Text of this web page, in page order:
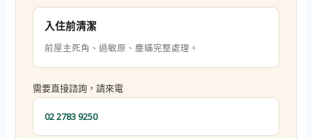
入住前清潔
前屋主死角、過敏原、塵蟎完整處理。
需要直接諮詢，請來電
02 2783 9250